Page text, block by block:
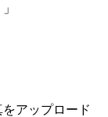
アップロード